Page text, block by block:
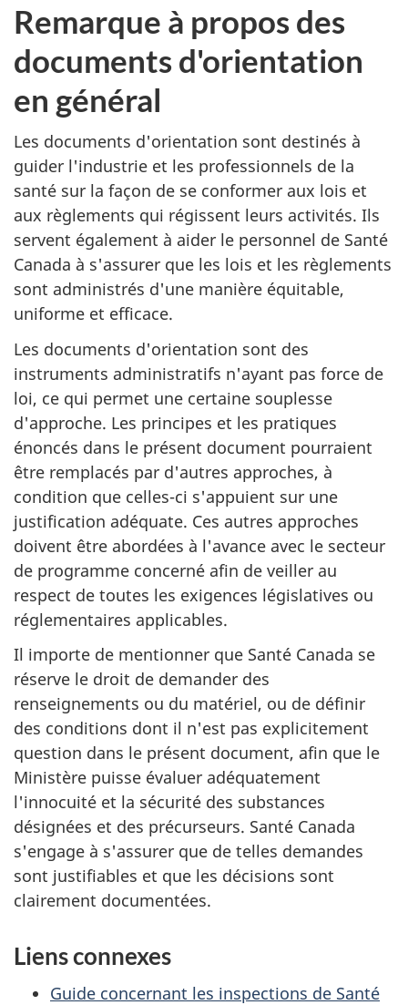
Remarque à propos des
documents d'orientation
en général
Les documents d'orientation sont destinés à
guider l'industrie et les professionnels de la
santé sur la façon de se conformer aux lois et
aux règlements qui régissent leurs activités. Ils
servent également à aider le personnel de Santé
Canada à s'assurer que les lois et les règlements
sont administrés d'une manière équitable,
uniforme et efficace.
Les documents d'orientation sont des
instruments administratifs n'ayant pas force de
loi, ce qui permet une certaine souplesse
d'approche. Les principes et les pratiques
énoncés dans le présent document pourraient
être remplacés par d'autres approches, à
condition que celles-ci s'appuient sur une
justification adéquate. Ces autres approches
doivent être abordées à l'avance avec le secteur
de programme concerné afin de veiller au
respect de toutes les exigences législatives ou
réglementaires applicables.
Il importe de mentionner que Santé Canada se
réserve le droit de demander des
renseignements ou du matériel, ou de définir
des conditions dont il n'est pas explicitement
question dans le présent document, afin que le
Ministère puisse évaluer adéquatement
l'innocuité et la sécurité des substances
désignées et des précurseurs. Santé Canada
s'engage à s'assurer que de telles demandes
sont justifiables et que les décisions sont
clairement documentées.
Liens connexes
Guide concernant les inspections de Santé